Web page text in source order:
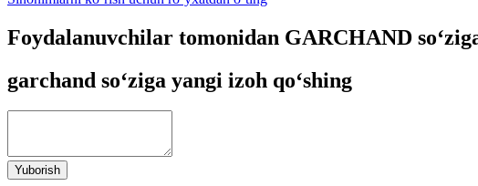
Foydalanuvchilar tomonidan GARCHAND
garchand so‘ziga yangi izoh qo‘shing
Yuborish